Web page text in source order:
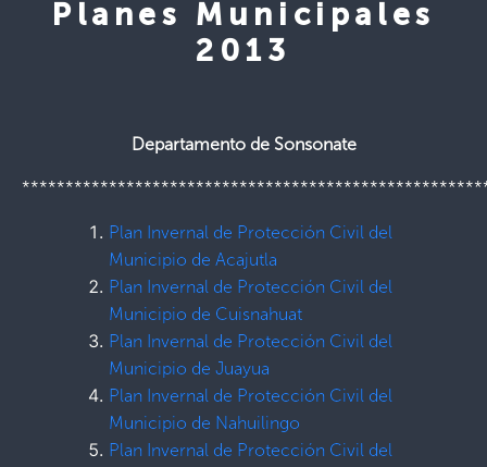
Planes Municipales
2013
Departamento de Sonsonate
Plan Invernal de Protección Civil del
Municipio de Acajutla
Plan Invernal de Protección Civil del
Municipio de Cuisnahuat
Plan Invernal de Protección Civil del
Municipio de Juayua
Plan Invernal de Protección Civil del
Municipio de Nahuilingo
Plan Invernal de Protección Civil del